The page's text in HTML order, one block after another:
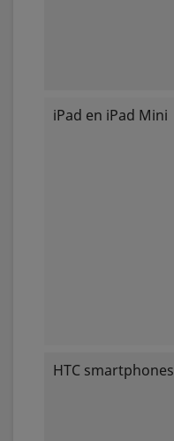
iPad en iPad Mini
HTC smartphones